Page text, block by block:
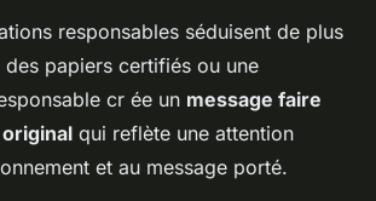
responsables séduisent de plus
papiers certifiés ou une
cr ée un message faire
qui reflète une attention
et au message porté.